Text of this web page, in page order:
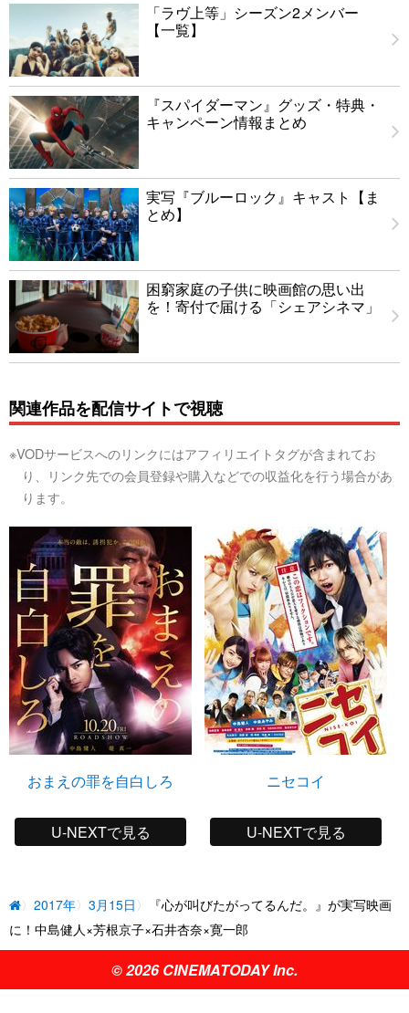
「ラヴ上等」シーズン2メンバー
【一覧】
『スパイダーマン』グッズ・特典・
キャンペーン情報まとめ
実写『ブルーロック』キャスト【ま
とめ】
困窮家庭の子供に映画館の思い出
を！寄付で届ける「シェアシネマ」
関連作品を配信サイトで視聴
※VODサービスへのリンクにはアフィリエイトタグが含まれてお
り、リンク先での会員登録や購入などでの収益化を行う場合があ
ります。
おまえの罪を自白しろ
U-NEXTで見る
ニセコイ
U-NEXTで見る
2017年 3月15日
『心が叫びたがってるんだ。』が実写映画
に！中島健人×芳根京子×石井杏奈×寛一郎
© 2026 CINEMATODAY Inc.